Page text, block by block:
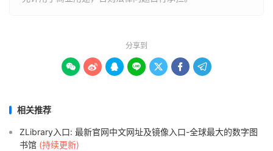
分享到
      
相关推荐
ZLibrary入口: 最新官网中文网址及镜像入口-全球最大的数字图
书馆 (持续更新)